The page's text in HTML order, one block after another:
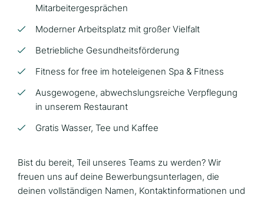
Mitarbeitergesprächen
Moderner Arbeitsplatz mit großer Vielfalt
Betriebliche Gesundheitsförderung
Fitness for free im hoteleigenen Spa & Fitness
Ausgewogene, abwechslungsreiche Verpflegung
in unserem Restaurant
Gratis Wasser, Tee und Kaffee
Bist du bereit, Teil unseres Teams zu werden? Wir
freuen uns auf deine Bewerbungsunterlagen, die
deinen vollständigen Namen, Kontaktinformationen und